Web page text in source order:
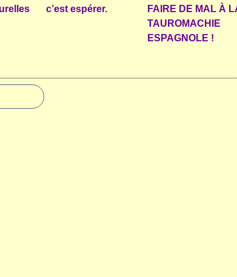
c’est espérer.
FAIRE DE MAL À
TAUROMACHIE
ESPAGNOLE !